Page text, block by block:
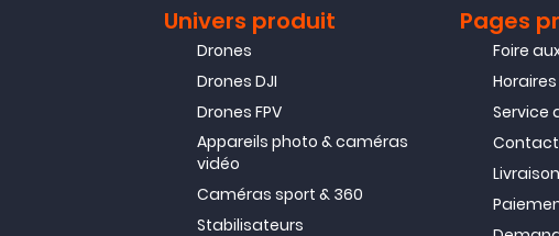
Univers produit
Drones
Drones DJI
Drones FPV
Appareils photo & caméras
vidéo
Caméras sport & 360
Stabilisateurs
Pages
Foire
Service
Contact